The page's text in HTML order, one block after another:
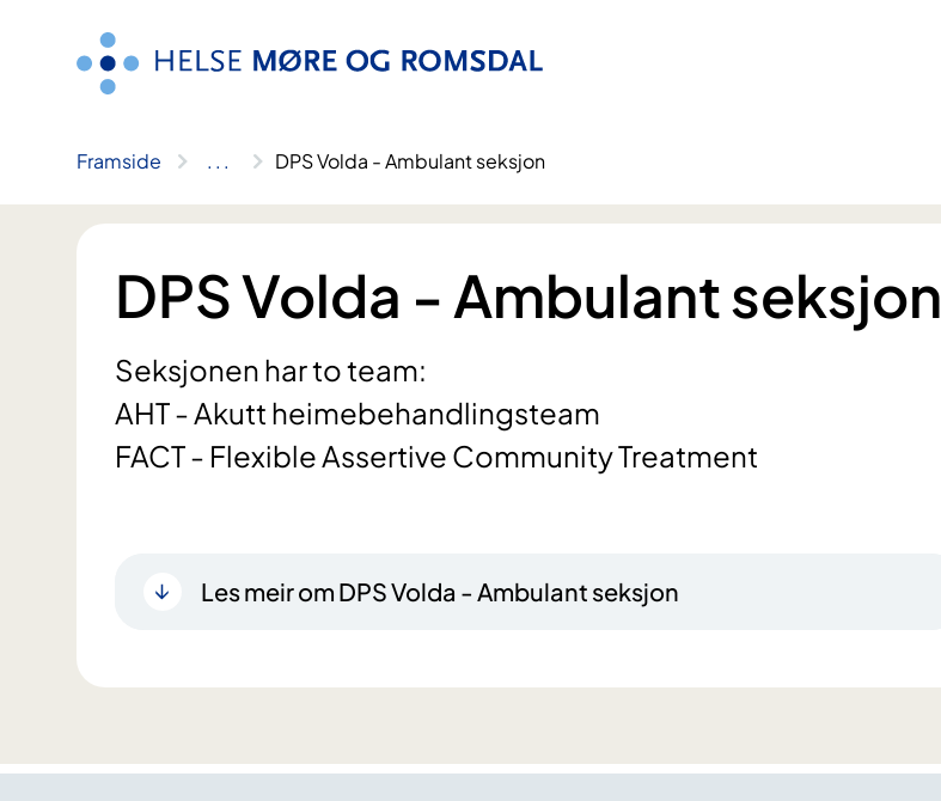
Framside .. . DPS Volda - Ambulant seksjon
DPS Volda - Ambulant seksjon
Seksjonen har to team:
AHT - Akutt heimebehandlingsteam
FACT - Flexible Assertive Community Treatment
Les meir om DPS Volda - Ambulant seksjon